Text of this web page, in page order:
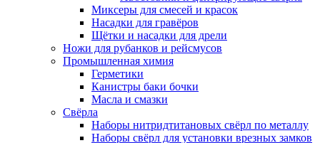
Миксеры для смесей и красок
Насадки для гравёров
Щётки и насадки для дрели
Ножи для рубанков и рейсмусов
Промышленная химия
Герметики
Канистры баки бочки
Масла и смазки
Свёрла
Наборы нитридтитановых свёрл по металлу
Наборы свёрл для установки врезных замков